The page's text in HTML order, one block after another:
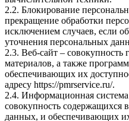
2.2. Блокирование
прекращение обработки
исключением случаев, если
уточнения персональных
2.3. Веб-сайт –
материалов, а также
обеспечивающих их
адресу https://pmrservice.ru/.
2.4. Информационная
совокупность содержащихся
данных, и обеспечивающих